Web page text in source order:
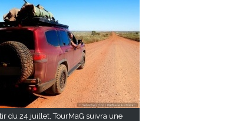
du 24 juillet, TourMaG suivra une